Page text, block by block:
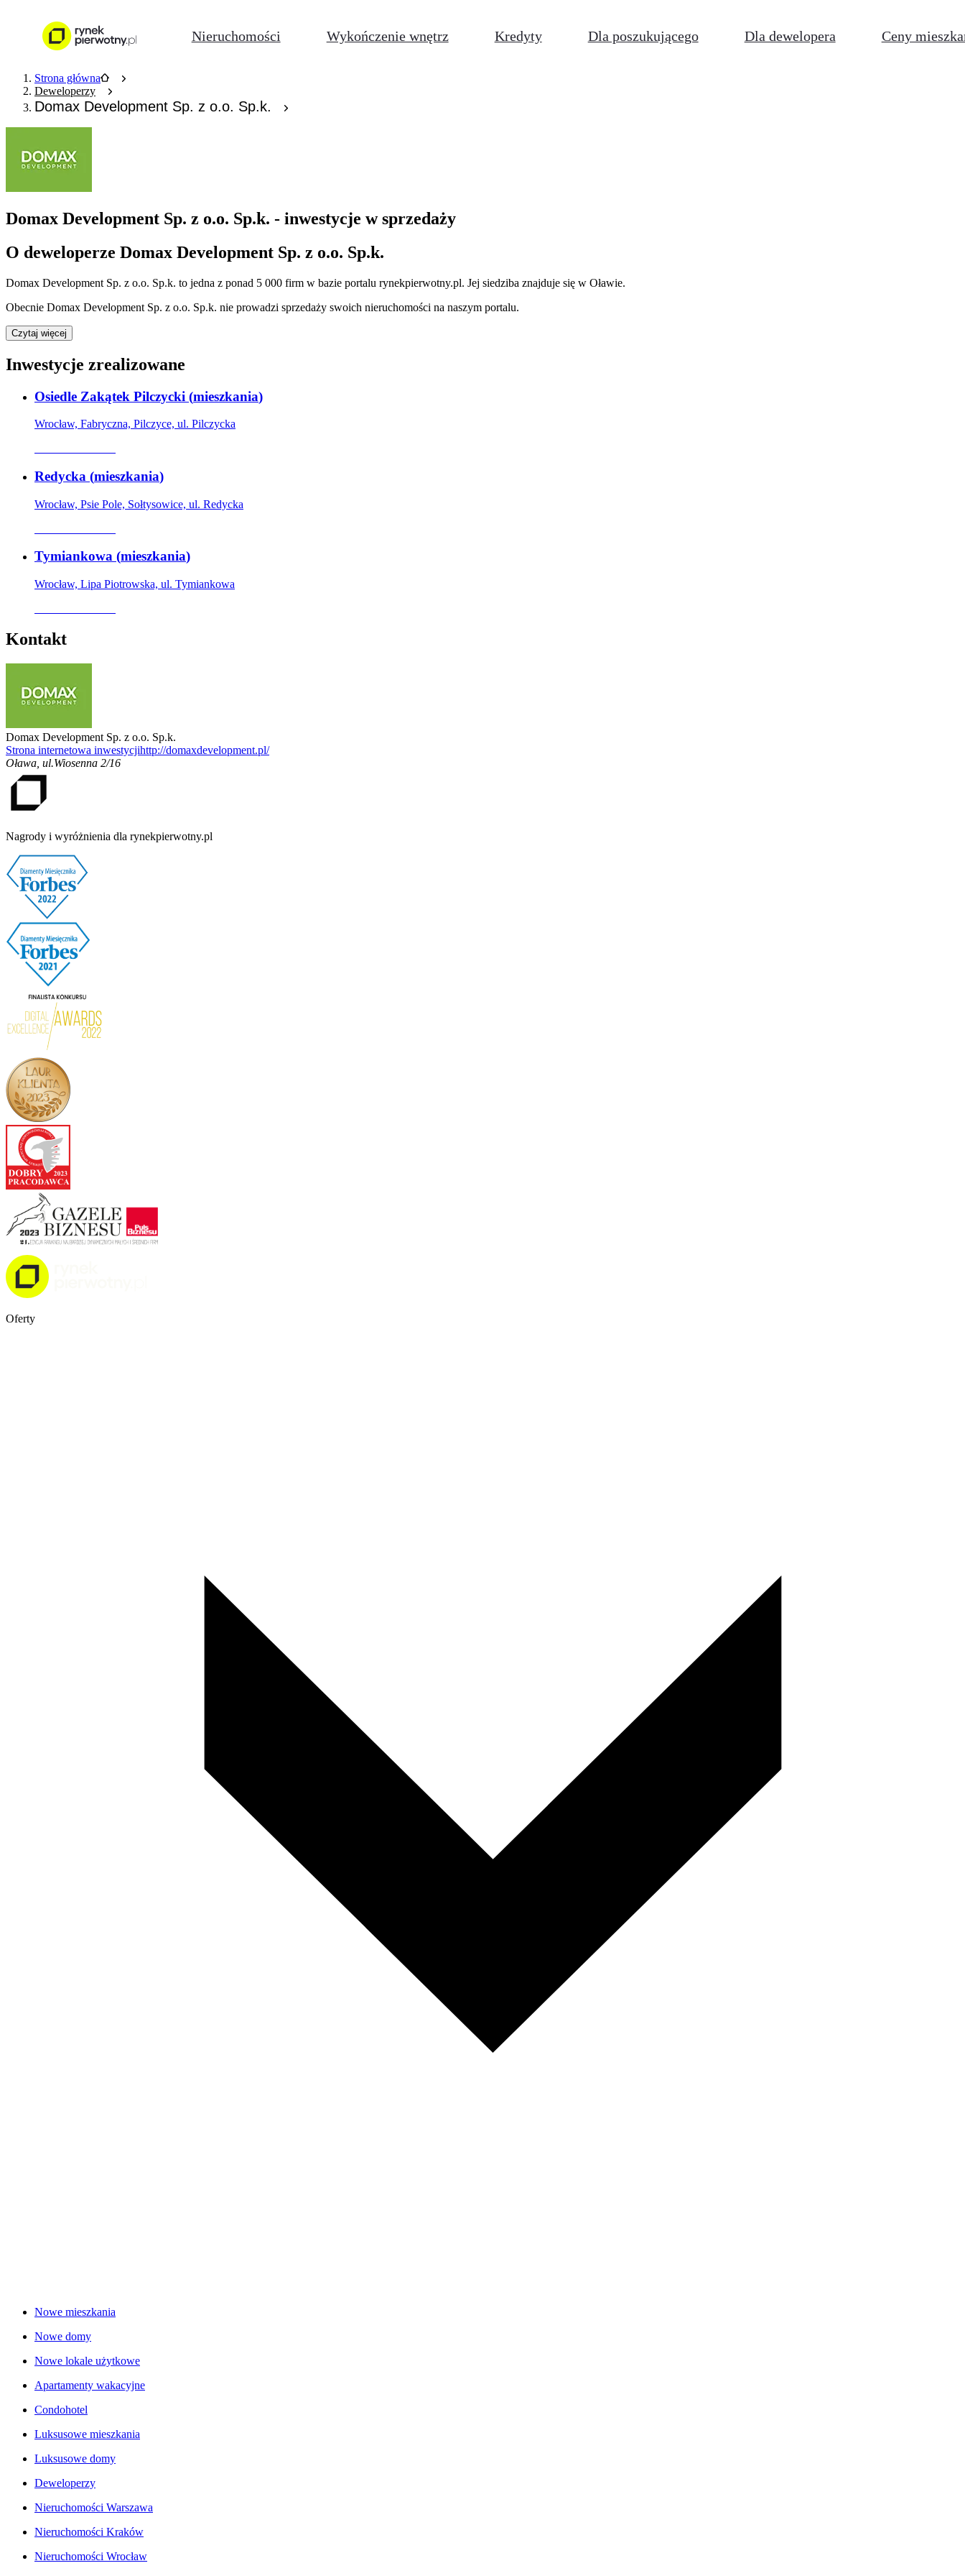
Nieruchomości Wykończenie wnętrz Kredyty Dla poszukującego Dla dewelopera Ceny
Strona główna
Deweloperzy
Domax Development Sp. z o.o. Sp.k.
Domax Development Sp. z o.o. Sp.k. - inwestycje w sprzedaży
O deweloperze Domax Development Sp. z o.o. Sp.k.
Domax Development Sp. z o.o. Sp.k. to jedna z ponad 5 000 firm w bazie portalu rynekpierwotny.pl. Jej siedziba znajduje się w Oławie.
Obecnie Domax Development Sp. z o.o. Sp.k. nie prowadzi sprzedaży swoich nieruchomości na naszym portalu.
Czytaj więcej
Inwestycje zrealizowane
Osiedle Zakątek Pilczycki (mieszkania)
Wrocław, Fabryczna, Pilczyce, ul. Pilczycka
Redycka (mieszkania)
Wrocław, Psie Pole, Sołtysowice, ul. Redycka
Tymiankowa (mieszkania)
Wrocław, Lipa Piotrowska, ul. Tymiankowa
Kontakt
Domax Development Sp. z o.o. Sp.k.
Strona internetowa inwestycjihttp://domaxdevelopment.pl/
Oława ul.Wiosenna 2/16
Nagrody i wyróżnienia dla rynekpierwotny.pl
Oferty
Nowe mieszkania
Nowe domy
Nowe lokale użytkowe
Apartamenty wakacyjne
Condohotel
Luksusowe mieszkania
Luksusowe domy
Deweloperzy
Nieruchomości Warszawa
Nieruchomości Kraków
Nieruchomości Wrocław